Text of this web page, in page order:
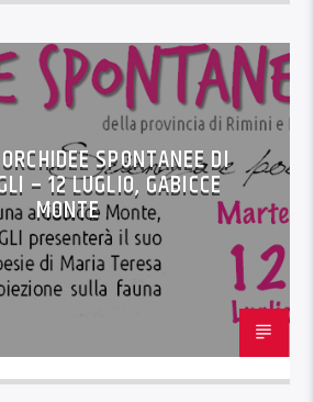
SPONTANEE DI
– 12 LUGLIO, GABICCE
MONTE